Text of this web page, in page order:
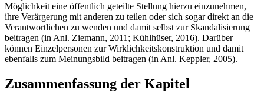
Möglichkeit eine öffentlich geteilte Stellung hierzu einzunehmen,
ihre Verärgerung mit anderen zu teilen oder sich sogar direkt an die
Verantwortlichen zu wenden und damit selbst zur Skandalisierung
beitragen (in Anl. Ziemann, 2011; Kühlhüser, 2016). Darüber
können Einzelpersonen zur Wirklichkeitskonstruktion und damit
ebenfalls zum Meinungsbild beitragen (in Anl. Keppler, 2005).
Zusammenfassung der Kapitel